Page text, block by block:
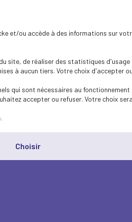
et/ou accède à des informations sur
site, de réaliser des statistiques
à aucun tiers. Votre choix d'accepter
qui sont nécessaires au
accepter ou refuser. Votre choix
Choisir